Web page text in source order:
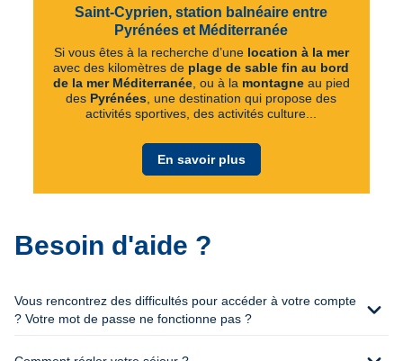
Saint-Cyprien, station balnéaire entre
Pyrénées et Méditerranée
Si vous êtes à la recherche d’unelocation à la mer
avec des kilomètres de plage de sable fin au bord
de la mer Méditerranée, ou à la montagneau pied
des Pyrénées , une destination qui propose des
activités sportives, des activités culture...
En savoir plus
Besoin d'aide ?
Vous rencontrez des difficultés pour accéder à votre compte
? Votre mot de passe ne fonctionne pas ?
expand_more